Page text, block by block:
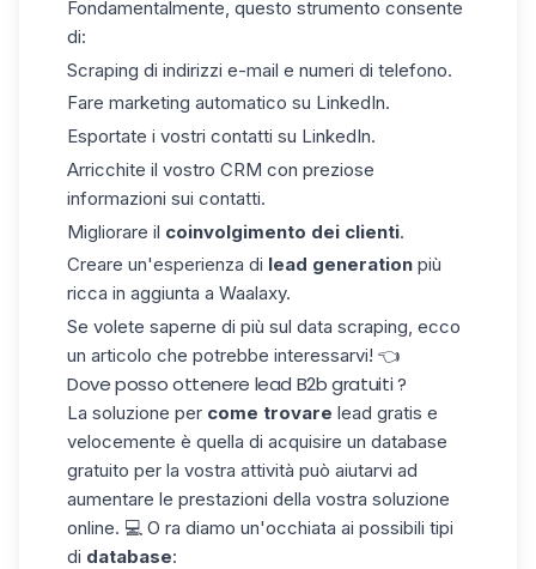
Fondamentalmente, questo strumento consente
di:
Scraping di indirizzi e-mail e numeri di telefono.
Fare marketing automatico su LinkedIn.
Esportate i vostri contatti su LinkedIn.
Arricchite il vostro CRM con preziose
informazioni sui contatti.
Migliorare il coinvolgimento dei clienti.
Creare un'esperienza di lead generation più
ricca in aggiunta a Waalaxy.
Se volete saperne di più sul data scraping, ecco
un articolo che potrebbe interessarvi! 👈
Dove posso ottenere lead B2b gratuiti ?
La soluzione per come trovare lead gratis e
velocemente è quella di acquisire un database
gratuito per la vostra attività può aiutarvi ad
aumentare le prestazioni della vostra soluzione
online. 💻 O ra diamo un'occhiata ai possibili tipi
di database: